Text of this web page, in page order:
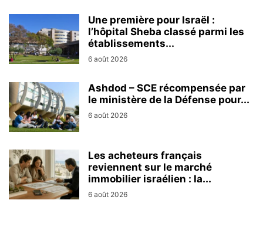
Une première pour Israël :
l’hôpital Sheba classé parmi les
établissements...
6 août 2026
Ashdod – SCE récompensée par
le ministère de la Défense pour...
6 août 2026
Les acheteurs français
reviennent sur le marché
immobilier israélien : la...
6 août 2026